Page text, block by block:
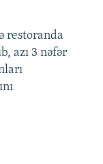
restoranda
azı 3 nəfər